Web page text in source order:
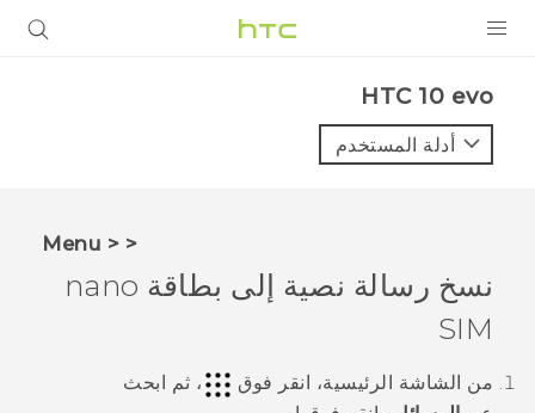
VIVE
VIVERSE
البرامج + التطبيقات
الدعم
HTC 10 evo‎
أدلة المستخدم
< < Menu
نسخ رسالة نصية إلى بطاقة nano
SIM
من الشاشة الرئيسية، انقر فوق
، ثم ابحث